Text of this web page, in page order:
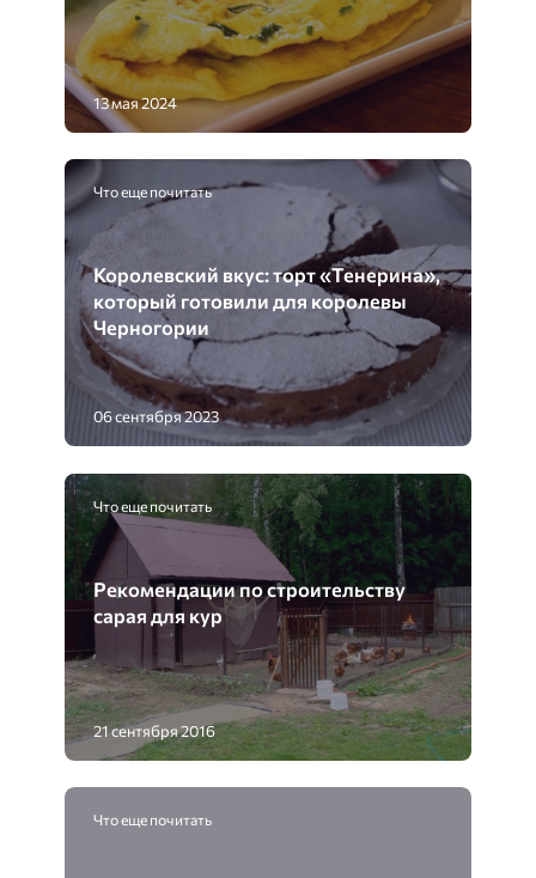
13 мая 2024
Что еще почитать
Королевский вкус: торт «Тенерина»,
который готовили для королевы
Черногории
06 сентября 2023
Что еще почитать
Рекомендации по строительству
сарая для кур
21 сентября 2016
Что еще почитать